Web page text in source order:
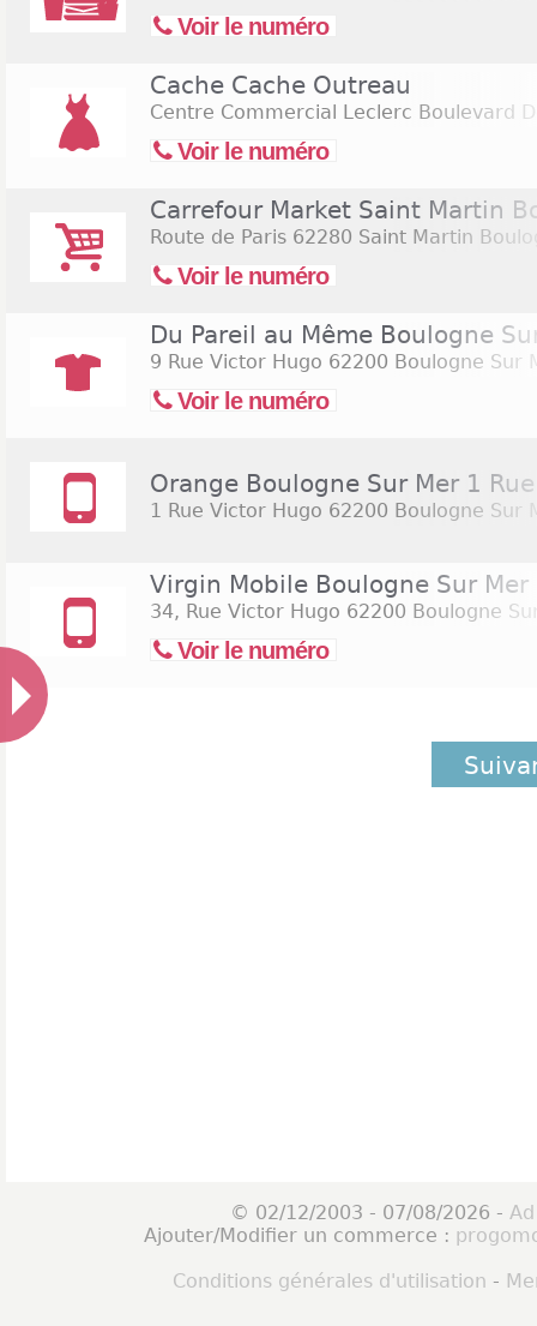
Voir le numéro
Cache Cache Outreau
Centre Commercial Leclerc Boulevard
Voir le numéro
Carrefour Market Saint Martin
Route de Paris 62280 Saint Martin
Voir le numéro
Du Pareil au Même Boulogne
9 Rue Victor Hugo 62200 Boulogne Sur
Voir le numéro
Orange Boulogne Sur Mer 1
1 Rue Victor Hugo 62200 Boulogne Sur
Virgin Mobile Boulogne Sur Mer
34, Rue Victor Hugo 62200 Boulogne
Voir le numéro
© 02/12/2003 - 07/08/2026 -
Ajouter/Modifier un commerce :
Conditions générales d'utilisation -